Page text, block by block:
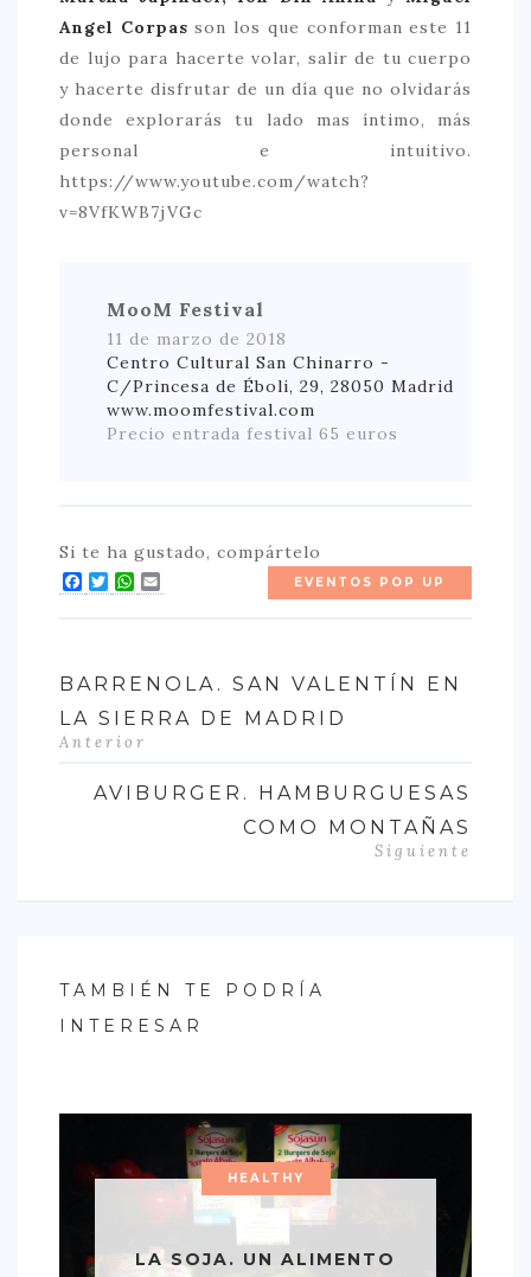
Angel Corpas son los que conforman este 11
de lujo para hacerte volar, salir de tu cuerpo
y hacerte disfrutar de un día que no olvidarás
donde explorarás tu lado mas íntimo, más
personal e intuitivo.
https://www.youtube.com/watch?
v=8VfKWB7jVGc
MooM Festival
11 de marzo de 2018
Centro Cultural San Chinarro -
C/Princesa de Éboli, 29, 28050 Madrid
www.moomfestival.com
Precio entrada festival 65 euros
Si te ha gustado, compártelo
Facebook
Twitter
WhatsApp EVENTOS POP UP
BARRENOLA. SAN VALENTÍN EN
LA SIERRA DE MADRID
Anterior
AVIBURGER. HAMBURGUESAS
COMO MONTAÑAS
Siguiente
TAMBIÉN TE PODRÍA
INTERESAR
HEALTHY
LA SOJA. UN ALIMENTO